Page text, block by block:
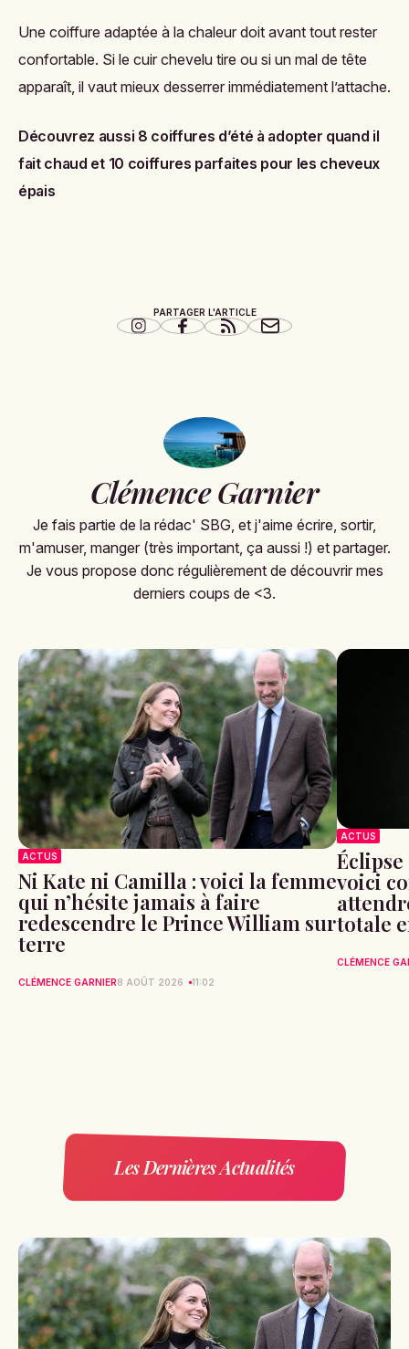
Une coiffure adaptée à la chaleur doit avant tout rester
confortable. Si le cuir chevelu tire ou si un mal de tête
apparaît, il vaut mieux desserrer immédiatement l’attache.
Découvrez aussi 8 coiffures d’été à adopter quand il
fait chaud et 10 coiffures parfaites pour les cheveux
épais
PARTAGER L'ARTICLE
Clémence Garnier
Je fais partie de la rédac' SBG, et j'aime écrire, sortir,
m'amuser, manger (très important, ça aussi !) et partager.
Je vous propose donc régulièrement de découvrir mes
derniers coups de <3.
ACTUS
Ni Kate ni Camilla : voici la femme
qui n’hésite jamais à faire
redescendre le Prince William sur
terre
CLÉMENCE GARNIER8 AOÛT 2026 11:02
ACTUS
Éclipse
voici
totale
CLÉMENCE
Les Dernières Actualités